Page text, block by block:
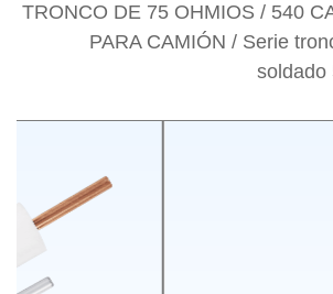
TRONCO DE 75 OHMIOS / 540
PARA CAMIÓN / Serie
soldado